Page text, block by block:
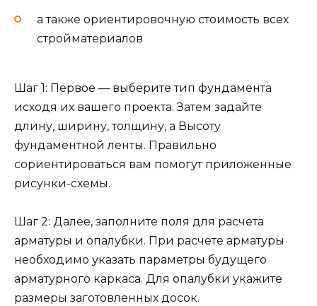
а также ориентировочную стоимость всех
стройматериалов
Шаг 1: Первое — выберите тип фундамента
исходя их вашего проекта. Затем задайте
длину, ширину, толщину, а Высоту
фундаментной ленты. Правильно
сориентироваться вам помогут приложенные
рисунки-схемы.
Шаг 2: Далее, заполните поля для расчета
арматуры и опалубки. При расчете арматуры
необходимо указать параметры будущего
арматурного каркаса. Для опалубки укажите
размеры заготовленных досок.